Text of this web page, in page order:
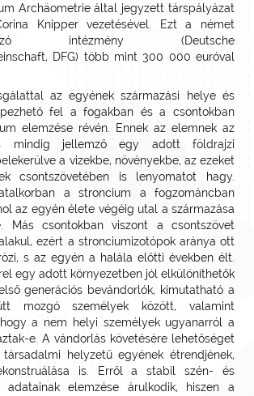
Archäometrie által jegyzett társpályázat
Knipper vezetésével. Ezt a német
intézmény (Deutsche
DFG) több mint 300 000 euróval
az egyének származási helye és
fel a fogakban és a csontokban
elemzése révén. Ennek az elemnek az
mindig jellemző egy adott földrajzi
a vizekbe, növényekbe, az ezeket
csontszövetében is lenyomatot hagy.
a stroncium a fogzománcban
az egyén élete végéig utal a származása
Más csontokban viszont a csontszövet
ezért a stronciumizotópok aránya ott
s az egyén a halála előtti években élt.
egy adott környezetben jól elkülöníthetők
generációs bevándorlók, kimutatható a
mozgó személyek között, valamint
a nem helyi személyek ugyanarról a
e. A vándorlás követésére lehetőséget
helyzetű egyének étrendjének,
is. Erről a stabil szén- és
adatainak elemzése árulkodik, hiszen a